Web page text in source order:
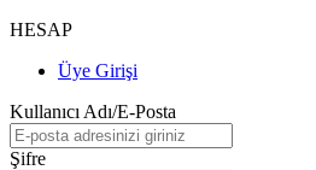
HESAP
Üye Girişi
Kullanıcı Adı/E-Posta
Şifre